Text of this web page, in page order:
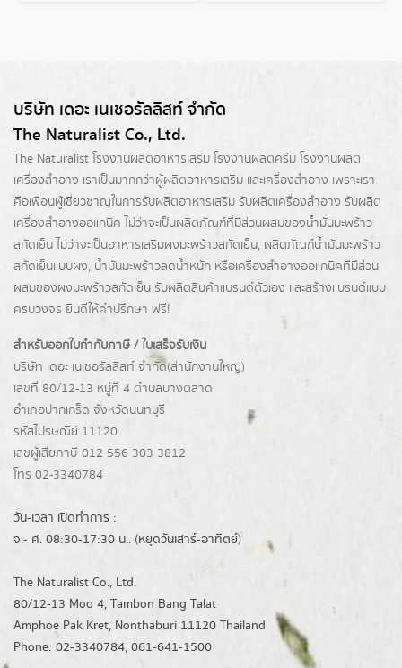
บริษัท เดอะ เนเชอรัลลิสท์ จำกัด
The Naturalist Co., Ltd.
The Naturalist โรงงานผลิตอาหารเสริม โรงงานผลิตครีม โรงงานผลิต
เครื่องสำอาง เราเป็นมากกว่าผู้ผลิตอาหารเสริม และเครื่องสำอาง เพราะเรา
คือเพื่อนผู้เชี่ยวชาญในการรับผลิตอาหารเสริม รับผลิตเครื่องสำอาง รับผลิต
เครื่องสำอางออแกนิค ไม่ว่าจะเป็นผลิตภัณฑ์ที่มีส่วนผสมของน้ำมันมะพร้าว
สกัดเย็น ไม่ว่าจะเป็นอาหารเสริมผงมะพร้าวสกัดเย็น, ผลิตภัณฑ์น้ำมันมะพร้าว
สกัดเย็นแบบผง, น้ำมันมะพร้าวลดน้ำหนัก หรือเครื่องสำอางออแกนิคที่มีส่วน
ผสมของผงมะพร้าวสกัดเย็น รับผลิตสินค้าแบรนด์ตัวเอง และสร้างแบรนด์แบบ
ครบวงจร ยินดีให้คำปรึกษา ฟรี!
สำหรับออกใบกำกับภาษี / ใบเสร็จรับเงิน
บริษัท เดอะ เนเชอรัลลิสท์ จำกัด(ส่านักงานใหญ่)
เลขที่ 80/12-13 หมู่ที่ 4 ตำบลบางตลาด
อำเภอปากเกร็ด จังหวัดนนทบุรี
รหัสไปรษณีย์ 11120
เลขผู้เสียภาษี 012 556 303 3812
โทร 02-3340784
วัน-เวลา เปิดทำการ :
จ.- ศ. 08:30-17:30 น.. (หยุดวันเสาร์-อาทิตย์)
The Naturalist Co., Ltd.
80/12-13 Moo 4, Tambon Bang Talat
Amphoe Pak Kret, Nonthaburi 11120 Thailand
Phone: 02-3340784, 061-641-1500